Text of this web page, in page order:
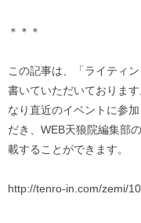
＊＊＊
この記事は、「ライティ
書いていただいておりま
なり直近のイベントに参
だき、WEB天狼院編集部
載することができます。
http://tenro-in.com/zemi/